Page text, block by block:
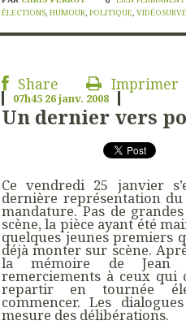
ÉLECTIONS, HUMOUR, POLITIQUE,
Share Imprimer
07h45 26janv. 2008
Un dernier vers
Ce vendredi 25 janvier
dernière représentation
mandature. Pas de
scène, la pièce ayant été
quelques jeunes premiers
déjà monter sur scène.
la mémoire de Jean
remerciements à ceux
repartir en tournée
commencer. Les
mesure des délibérations.